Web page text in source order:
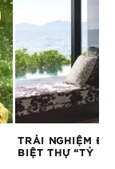
TRẢI NGHIỆM
BIỆT THỰ “TỶ